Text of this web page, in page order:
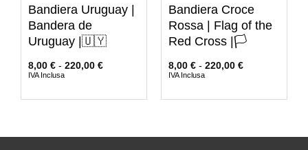
Bandiera Uruguay |
Bandera de
Uruguay |🇺🇾
8,00 € - 220,00 €
IVA Inclusa
Bandiera Croce
Rossa | Flag of the
Red Cross |🏳️
8,00 € - 220,00 €
IVA Inclusa